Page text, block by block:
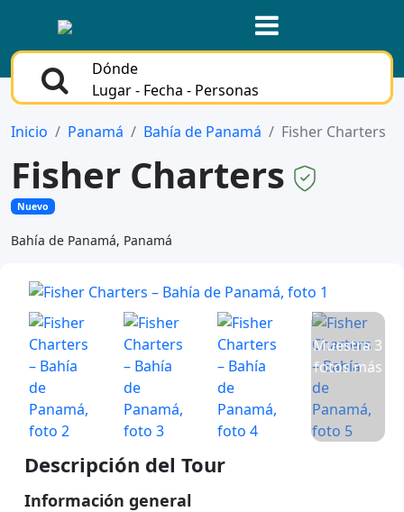
Dónde
Lugar - Fecha - Personas
Inicio Panamá Bahía de Panamá Fisher Charters
Fisher Charters
Nuevo
Bahía de Panamá, Panamá
Muestra 3
fotos más
Descripción del Tour
Información general